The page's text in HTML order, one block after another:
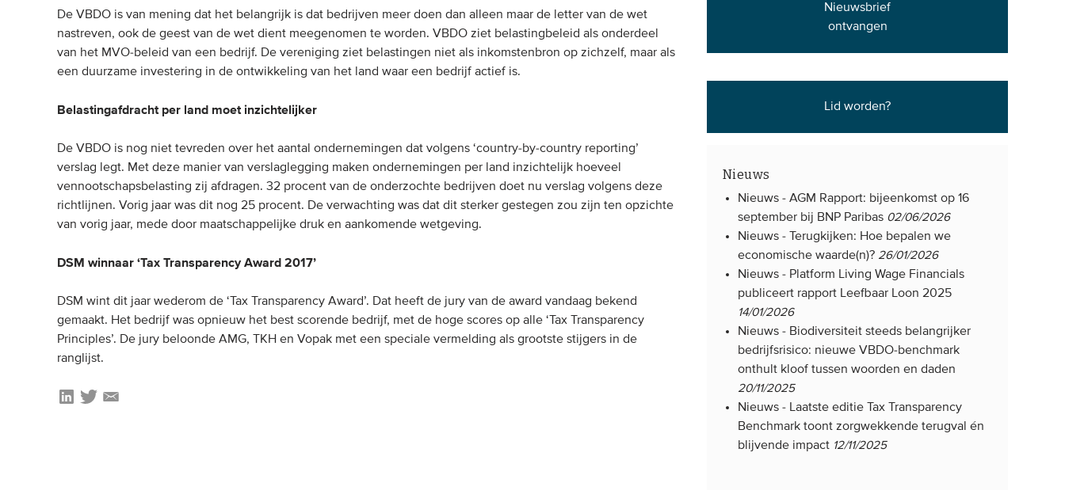
De VBDO is van mening dat het belangrijk is dat bedrijven meer doen dan alleen maar de letter van de wet
nastreven, ook de geest van de wet dient meegenomen te worden. VBDO ziet belastingbeleid als onderdeel
van het MVO-beleid van een bedrijf. De vereniging ziet belastingen niet als inkomstenbron op zichzelf, maar als
een duurzame investering in de ontwikkeling van het land waar een bedrijf actief is.
Belastingafdracht per land moet inzichtelijker
De VBDO is nog niet tevreden over het aantal ondernemingen dat volgens ‘country-by-country reporting’
verslag legt. Met deze manier van verslaglegging maken ondernemingen per land inzichtelijk hoeveel
vennootschapsbelasting zij afdragen. 32 procent van de onderzochte bedrijven doet nu verslag volgens deze
richtlijnen. Vorig jaar was dit nog 25 procent. De verwachting was dat dit sterker gestegen zou zijn ten opzichte
van vorig jaar, mede door maatschappelijke druk en aankomende wetgeving.
DSM winnaar ‘Tax Transparency Award 2017’
DSM wint dit jaar wederom de ‘Tax Transparency Award’. Dat heeft de jury van de award vandaag bekend
gemaakt. Het bedrijf was opnieuw het best scorende bedrijf, met de hoge scores op alle ‘Tax Transparency
Principles’. De jury beloonde AMG, TKH en Vopak met een speciale vermelding als grootste stijgers in de
ranglijst.
Nieuwsbrief
ontvangen
Lid worden?
Nieuws
Nieuws -AGM Rapport: bijeenkomst op 16
september bij BNP Paribas 02/06/2026
Nieuws -
Terugkijken: Hoe bepalen we
economische waarde(n)? 26/01/2026
Nieuws - Platform Living Wage Financials
publiceert rapport Leefbaar Loon 2025
14/01/2026
Nieuws - Biodiversiteit steeds belangrijker
bedrijfsrisico: nieuwe VBDO-benchmark
onthult kloof tussen woorden en daden
20/11/2025
Nieuws - Laatste editie Tax Transparency
Benchmark toont zorgwekkende terugval én
blijvende impact 12/11/2025